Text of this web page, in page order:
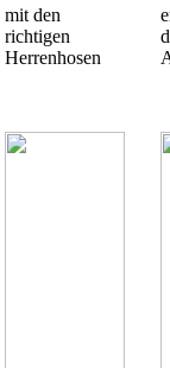
mit den
richtigen
Herrenhosen